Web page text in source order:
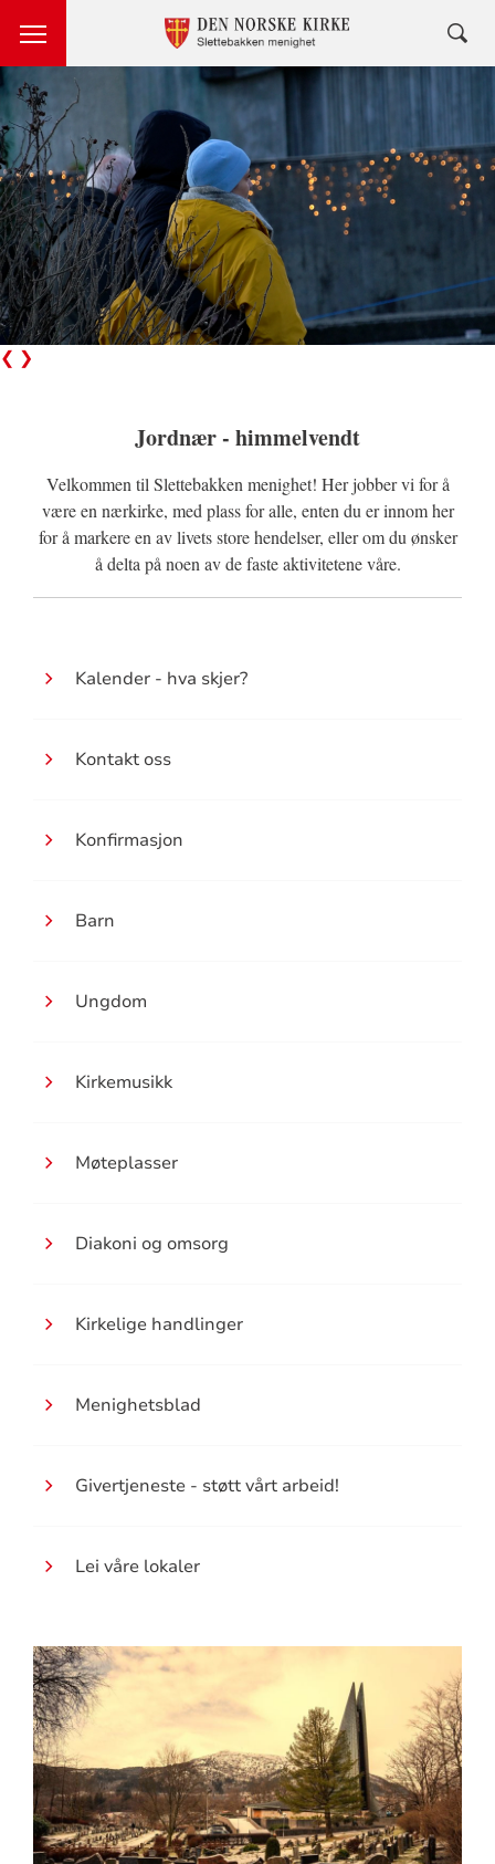
❮ ❯
Jordnær - himmelvendt
Velkommen til Slettebakken menighet! Her jobber vi for å
være en nærkirke, med plass for alle, enten du er innom her
for å markere en av livets store hendelser, eller om du ønsker
å delta på noen av de faste aktivitetene våre.
Kalender - hva skjer?
Kontakt oss
Konfirmasjon
Barn
Ungdom
Kirkemusikk
Møteplasser
Diakoni og omsorg
Kirkelige handlinger
Menighetsblad
Givertjeneste - støtt vårt arbeid!
Lei våre lokaler